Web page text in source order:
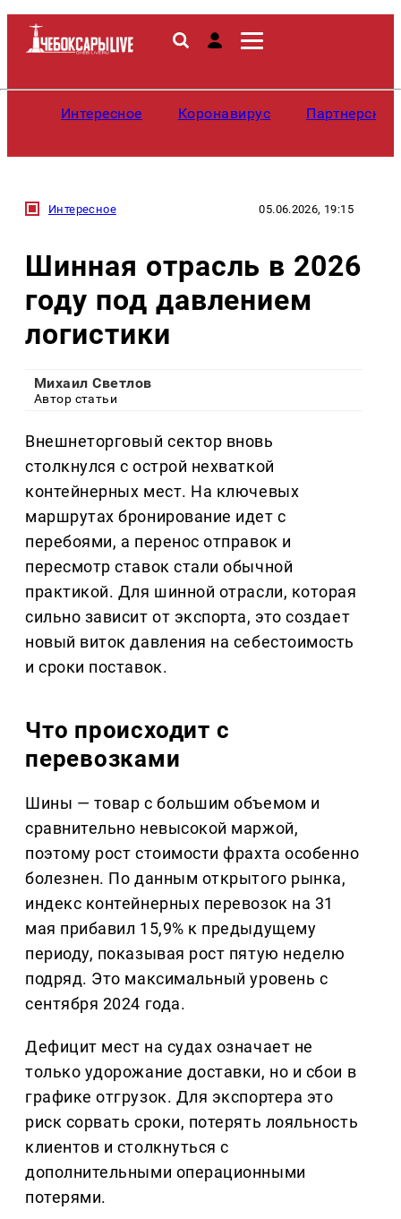
Интересное Коронавирус
Интересное 05.06.2026, 19:15
Шинная отрасль в 2026
году под давлением
логистики
Михаил Светлов
Автор статьи
Внешнеторговый сектор вновь
столкнулся с острой нехваткой
контейнерных мест. На ключевых
маршрутах бронирование идет с
перебоями, а перенос отправок и
пересмотр ставок стали обычной
практикой. Для шинной отрасли, которая
сильно зависит от экспорта, это создает
новый виток давления на себестоимость
и сроки поставок.
Что происходит с
перевозками
Шины — товар с большим объемом и
сравнительно невысокой маржой,
поэтому рост стоимости фрахта особенно
болезнен. По данным открытого рынка,
индекс контейнерных перевозок на 31
мая прибавил 15,9% к предыдущему
периоду, показывая рост пятую неделю
подряд. Это максимальный уровень с
сентября 2024 года.
Дефицит мест на судах означает не
только удорожание доставки, но и сбои в
графике отгрузок. Для экспортера это
риск сорвать сроки, потерять лояльность
клиентов и столкнуться с
дополнительными операционными
потерями.